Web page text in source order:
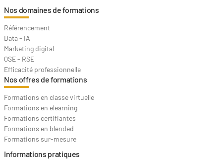
Nos domaines de formations
Référencement
Data - IA
Marketing digital
QSE - RSE
Efficacité professionnelle
Nos offres de formations
Formations en classe virtuelle
Formations en elearning
Formations certifiantes
Formations en blended
Formations sur-mesure
Informations pratiques